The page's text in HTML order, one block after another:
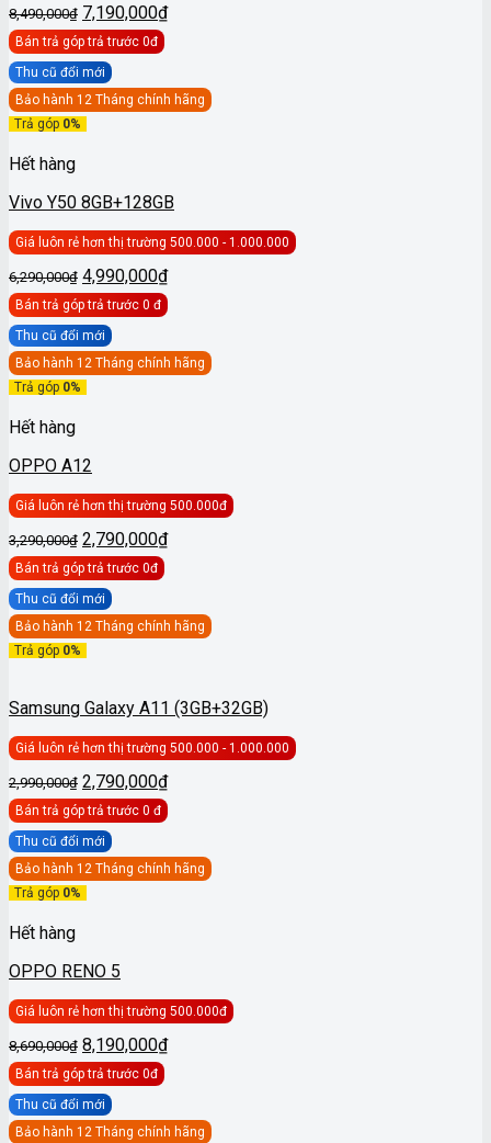
8,490,000₫ Giá
gốc
là:
8,490,000₫.
7,190,000₫Giá
7,190,000₫.
Bán trả góptrả trước 0đ
Thu cũ đổi mới
Bảo hành 12 Tháng chính hãng
Trả góp 0%
Hết hàng
Vivo Y50 8GB+128GB
Giá luôn rẻ hơn thị trường 500.000 - 1.000.000
6,290,000₫ Giá
gốc
là:
6,290,000₫.
4,990,000₫Giá
hiện
tại
4,990,000₫.
Bán trả góptrả trước 0 đ
Thu cũ đổi mới
Bảo hành 12 Tháng chính hãng
Trả góp 0%
Hết hàng
OPPO A12
Giá luôn rẻ hơn thị trường 500.000đ
3,290,000₫ Giá
gốc
là:
3,290,000₫.
2,790,000₫Giá
2,790,000₫.
Bán trả góptrả trước 0đ
Thu cũ đổi mới
Bảo hành 12 Tháng chính hãng
Trả góp 0%
Samsung Galaxy A11 (3GB+32GB)
Giá luôn rẻ hơn thị trường 500.000 - 1.000.000
2,990,000₫ Giá
gốc
là:
2,990,000₫.
2,790,000₫Giá
hiện
tại
2,790,000₫.
Bán trả góptrả trước 0 đ
Thu cũ đổi mới
Bảo hành 12 Tháng chính hãng
Trả góp 0%
Hết hàng
OPPO RENO 5
Giá luôn rẻ hơn thị trường 500.000đ
8,690,000₫ Giá
gốc
là:
8,690,000₫.
8,190,000₫Giá
8,190,000₫.
Bán trả góptrả trước 0đ
Thu cũ đổi mới
Bảo hành 12 Tháng chính hãng